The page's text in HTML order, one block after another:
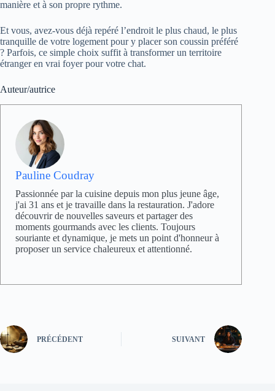
manière et à son propre rythme.
Et vous, avez-vous déjà repéré l’endroit le plus chaud, le plus
tranquille de votre logement pour y placer son coussin préféré
? Parfois, ce simple choix suffit à transformer un territoire
étranger en vrai foyer pour votre chat.
Auteur/autrice
Pauline Coudray
Passionnée par la cuisine depuis mon plus jeune âge,
j'ai 31 ans et je travaille dans la restauration. J'adore
découvrir de nouvelles saveurs et partager des
moments gourmands avec les clients. Toujours
souriante et dynamique, je mets un point d'honneur à
proposer un service chaleureux et attentionné.
PRÉCÉDENT SUIVANT